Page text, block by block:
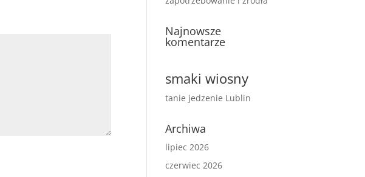
Najnowsze
komentarze
smaki wiosny
tanie jedzenie Lublin
Archiwa
lipiec 2026
czerwiec 2026